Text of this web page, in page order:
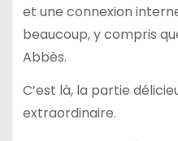
et une connexion
beaucoup, y compris
Abbès.
C’est là, la partie
extraordinaire.